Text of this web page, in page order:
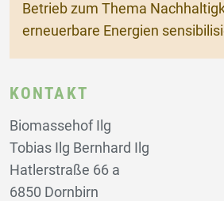
Betrieb zum Thema
erneuerbare Energien
KONTAKT
Biomassehof Ilg
Tobias Ilg Bernhard Ilg
Hatlerstraße 66 a
6850 Dornbirn